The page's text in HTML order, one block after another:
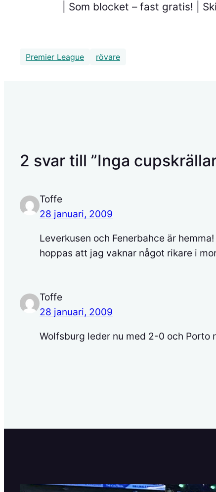
| Som blocket – fast gratis! |
Premier League rövare
2 svar till ”Inga
Toffe
28 januari, 2009
Leverkusen och Fenerbahce är
hoppas att jag vaknar något rikare i
Toffe
28 januari, 2009
Wolfsburg leder nu med 2-0 och Porto